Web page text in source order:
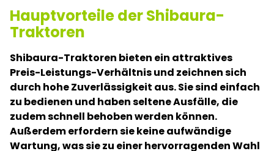
Hauptvorteile der Shibaura-
Traktoren
Shibaura-Traktoren bieten ein attraktives
Preis-Leistungs-Verhältnis und zeichnen sich
durch hohe Zuverlässigkeit aus. Sie sind einfach
zu bedienen und haben seltene Ausfälle, die
zudem schnell behoben werden können.
Außerdem erfordern sie keine aufwändige
Wartung, was sie zu einer hervorragenden Wahl